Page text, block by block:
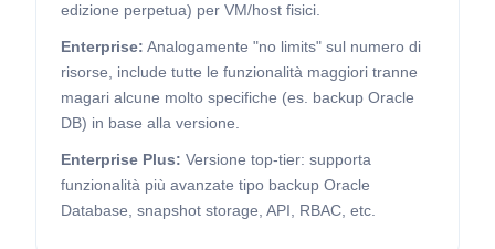
edizione perpetua) per VM/host fisici.
Enterprise: Analogamente "no limits" sul numero di
risorse, include tutte le funzionalità maggiori tranne
magari alcune molto specifiche (es. backup Oracle
DB) in base alla versione.
Enterprise Plus: Versione top-tier: supporta
funzionalità più avanzate tipo backup Oracle
Database, snapshot storage, API, RBAC, etc.